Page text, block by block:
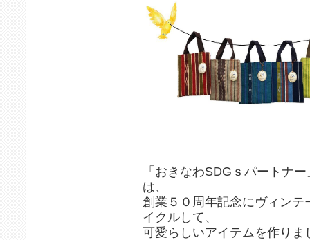
「おきなわSDGｓパートナ
は、
創業５０周年記念にヴィン
イクルして、
可愛らしいアイテムを作りま